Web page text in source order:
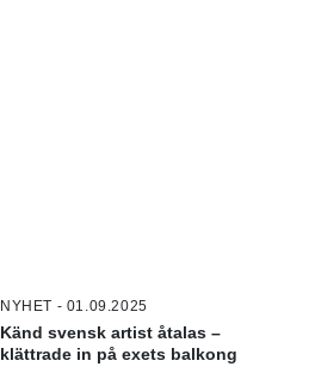
NYHET - 01.09.2025
Känd svensk artist åtalas –
klättrade in på exets balkong